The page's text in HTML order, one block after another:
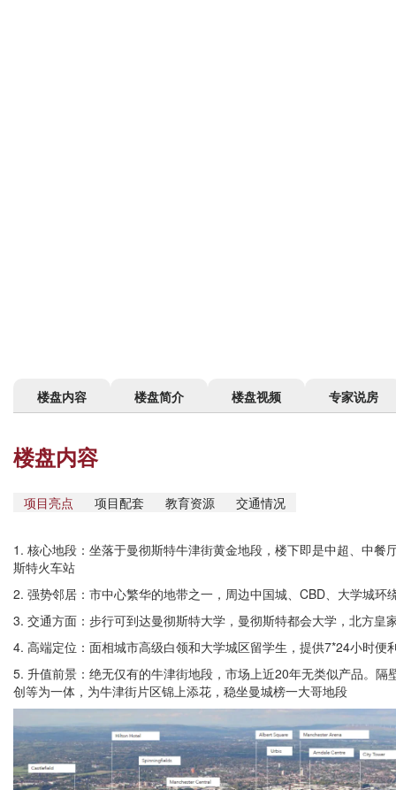
楼盘内容 楼盘简介 楼盘视频 专家说房
楼盘内容
项目亮点 项目配套 教育资源 交通情况
1. 核心地段：坐落于曼彻斯特牛津街黄金地段，楼下即是中超、中餐
斯特火车站
2. 强势邻居：市中心繁华的地带之一，周边中国城、CBD、大学城环
3. 交通方面：步行可到达曼彻斯特大学，曼彻斯特都会大学，北方皇
4. 高端定位：面相城市高级白领和大学城区留学生，提供7*24小时便
5. 升值前景：绝无仅有的牛津街地段，市场上近20年无类似产品。隔
创等为一体，为牛津街片区锦上添花，稳坐曼城榜一大哥地段